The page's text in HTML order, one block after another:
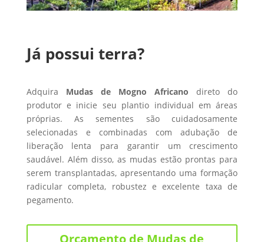
Já possui terra?
Adquira Mudas de Mogno Africano direto do
produtor e inicie seu plantio individual em áreas
próprias. As sementes são cuidadosamente
selecionadas e combinadas com adubação de
liberação lenta para garantir um crescimento
saudável. Além disso, as mudas estão prontas para
serem transplantadas, apresentando uma formação
radicular completa, robustez e excelente taxa de
pegamento.
Orçamento de Mudas de